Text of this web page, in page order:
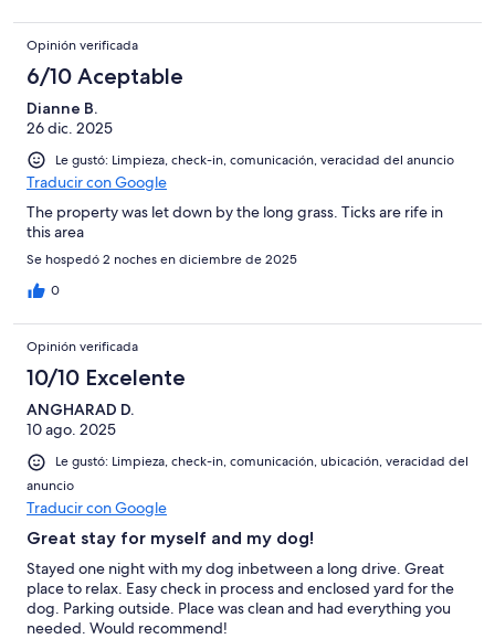
Opinión verificada
6/10 Aceptable
Dianne B.
26 dic. 2025
Le gustó: Limpieza, check-in, comunicación, veracidad del anuncio
Traducir con Google
The property was let down by the long grass. Ticks are rife in
this area
Se hospedó 2 noches en diciembre de 2025
0
Opinión verificada
10/10 Excelente
ANGHARAD D.
10 ago. 2025
Le gustó: Limpieza, check-in, comunicación, ubicación, veracidad del
anuncio
Traducir con Google
Great stay for myself and my dog!
Stayed one night with my dog inbetween a long drive. Great
place to relax. Easy check in process and enclosed yard for the
dog. Parking outside. Place was clean and had everything you
needed. Would recommend!